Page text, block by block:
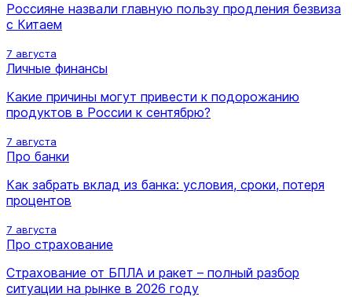
Россияне назвали главную пользу продления безвиза
с Китаем
7 августа
Личные финансы
Какие причины могут привести к подорожанию
продуктов в России к сентябрю?
7 августа
Про банки
Как забрать вклад из банка: условия, сроки, потеря
процентов
7 августа
Про страхование
Страхование от БПЛА и ракет – полный разбор
ситуации на рынке в 2026 году